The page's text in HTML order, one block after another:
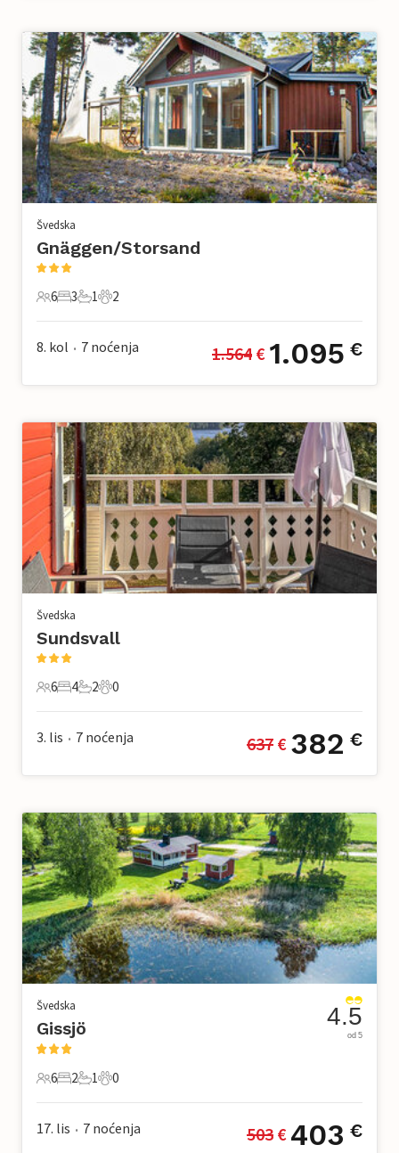
Švedska
Gnäggen/Storsand
6 Gosti
6
3 Spavaće sobe
3
1 Kupaonica
1
2 Kućni ljubimac
2
8. kol • 7 noćenja 1.564 € 1.095 €
Švedska
Sundsvall
6 Gosti
6
4 Spavaće sobe
4
2 Kupaonice
2
0 Kućni ljubimac
0
3. lis • 7 noćenja 637 € 382 €
Švedska
Gissjö
6 Gosti
6
2 Spavaće sobe
2
1 Kupaonica
1
0 Kućni ljubimac
0
4.5
od 5
17. lis • 7 noćenja 503 € 403 €